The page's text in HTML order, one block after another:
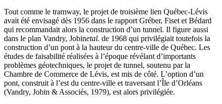
Tout comme le tramway, le projet de troisième lien Québec-Lévis
avait été envisagé dès 1956 dans le rapport Gréber, Fiset et Bédard
qui recommandait alors la construction d’un tunnel. Il figure aussi
dans le plan Vandry, Jobinetal. de 1968 qui privilégiait toutefois la
construction d’un pont à la hauteur du centre-ville de Québec. Les
études de faisabilité réalisées à l’époque révélant d’importants
problèmes géotechniques, le projet de tunnel, soutenu par la
Chambre de Commerce de Lévis, est mis de côté. L’option d’un
pont, construit à l’est du centre-ville et traversant l’Île d’Orléans
(Vandry, Jobin & Associés, 1979), est alors privilégiée.